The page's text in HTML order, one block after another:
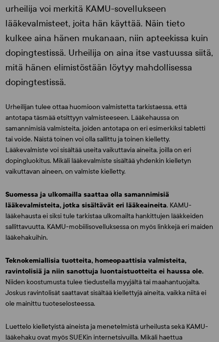
urheilija voi merkitä KAMU-sovellukseen
lääkevalmisteet, joita hän käyttää. Näin tieto
kulkee aina hänen mukanaan, niin apteekissa kuin
dopingtestissä. Urheilija on aina itse vastuussa siitä,
mitä hänen elimistöstään löytyy mahdollisessa
dopingtestissä.
Urheilijan tulee ottaa huomioon valmistetta tarkistaessa, että
antotapa täsmää etsittyyn valmisteeseen. Lääkehaussa on
samannimisiä valmisteita, joiden antotapa on eri esimerkiksi tabletti
tai voide. Näistä toinen voi olla sallittu ja toinen kielletty.
Lääkevalmiste voi sisältää useita vaikuttavia aineita, joilla on eri
dopingluokitus. Mikäli lääkevalmiste sisältää yhdenkin kielletyn
vaikuttavan aineen, on valmiste kielletty.
Suomessa ja ulkomailla saattaa olla samannimisiä
lääkevalmisteita, jotka sisältävät eri lääkeaineita. KAMU-
lääkehausta ei siksi tule tarkistaa ulkomailta hankittujen lääkkeiden
sallittavuutta. KAMU-mobiilisovelluksessa on myös linkkejä eri maiden
lääkehakuihin.
Teknokemiallisia tuotteita, homeopaattisia valmisteita,
ravintolisiä ja niin sanottuja luontaistuotteita ei haussa ole.
Niiden koostumusta tulee tiedustella myyjältä tai maahantuojalta.
Joskus ravintolisät saattavat sisältää kiellettyjä aineita, vaikka niitä ei
ole mainittu tuoteselosteessa.
Luettelo kielletyistä aineista ja menetelmistä urheilusta sekä KAMU-
lääkehaku ovat myös SUEKin internetsivuilla. Mikäli haettua